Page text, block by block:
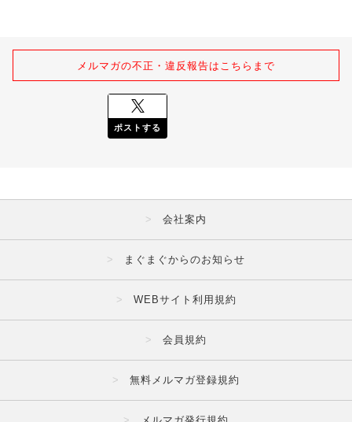
メルマガの不正・違反報告はこちらまで
ポストする
会社案内
まぐまぐからのお知らせ
WEBサイト利用規約
会員規約
無料メルマガ登録規約